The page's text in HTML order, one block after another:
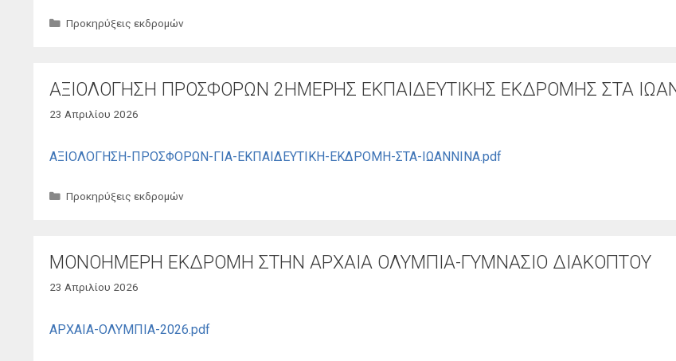
Κατηγορίες
Προκηρύξεις εκδρομών
ΑΞΙΟΛΟΓΗΣΗ ΠΡΟΣΦΟΡΩΝ 2ΗΜΕΡΗΣ ΕΚΠΑΙΔΕΥΤΙΚΗΣ ΕΚΔΡΟΜΗΣ ΣΤΑ
23 Απριλίου 2026
ΑΞΙΟΛΟΓΗΣΗ-ΠΡΟΣΦΟΡΩΝ-ΓΙΑ-ΕΚΠΑΙΔΕΥΤΙΚΗ-ΕΚΔΡΟΜΗ-ΣΤΑ-ΙΩΑΝΝΙΝΑ.pdf
Κατηγορίες
Προκηρύξεις εκδρομών
ΜΟΝΟΗΜΕΡΗ ΕΚΔΡΟΜΗ ΣΤΗΝ ΑΡΧΑΙΑ ΟΛΥΜΠΙΑ-ΓΥΜΝΑΣΙΟ ΔΙΑΚΟΠΤΟΥ
23 Απριλίου 2026
ΑΡΧΑΙΑ-ΟΛΥΜΠΙΑ-2026.pdf